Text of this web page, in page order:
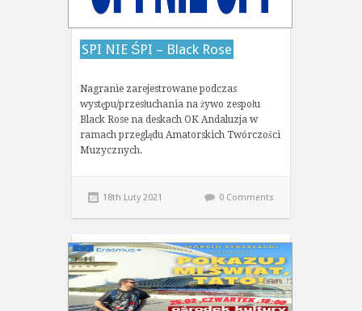
SPI NIE ŚPI – Black Rose
Nagranie zarejestrowane podczas
występu/przesłuchania na żywo zespołu
Black Rose na deskach OK Andaluzja w
ramach przeglądu Amatorskich Twórczości
Muzycznych.
18th Luty 2021 0 Comments